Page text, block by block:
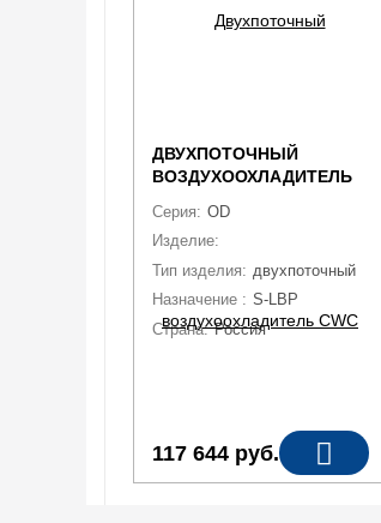
ДВУХПОТОЧНЫЙ
ВОЗДУХООХЛАДИТЕЛЬ
Серия: OD
Изделие:
Тип изделия: двухпоточный
Назначение : S-LBP
Страна: Россия
117 644 руб.